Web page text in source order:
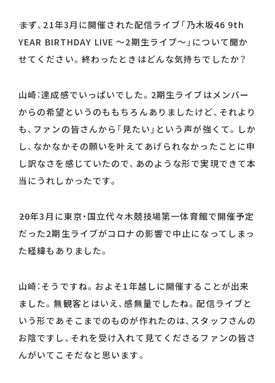
――まず、21年3月に開催された配信ライブ「乃木坂46 9th
YEAR BIRTHDAY LIVE ～2期生ライブ～」について聞か
せてください。終わったときはどんな気持ちでしたか？
山崎：達成感でいっぱいでした。2期生ライブはメンバー
からの希望というのももちろんありましたけど、それより
も、ファンの皆さんから「見たい」という声が強くて。しか
し、なかなかその願いを叶えてあげられなかったことに申
し訳なさを感じていたので、あのような形で実現できて本
当にうれしかったです。
――20年3月に東京・国立代々木競技場第一体育館で開催予定
だった2期生ライブがコロナの影響で中止になってしまっ
た経緯もありました。
山崎：そうですね。およそ1年越しに開催することが出来
ました。無観客とはいえ、感無量でしたね。配信ライブと
いう形であそこまでのものが作れたのは、スタッフさんの
お陰ですし、それを受け入れて見てくださるファンの皆さ
んがいてこそだなと思います。